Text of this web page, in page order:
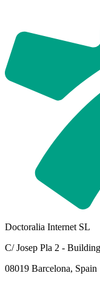
Doctoralia Internet SL
C/ Josep Pla 2 -
08019 Barcelona, Spain